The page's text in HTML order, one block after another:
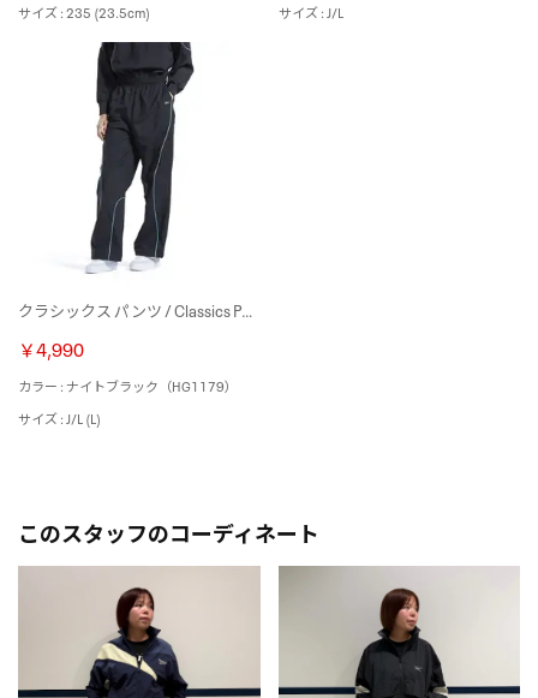
サイズ : 235 (23.5cm)
サイズ : J/L
クラシックス パンツ / Classics Pants （ナイトブラック）
￥4,990
カラー : ナイトブラック（HG1179）
サイズ : J/L (L)
このスタッフのコーディネート